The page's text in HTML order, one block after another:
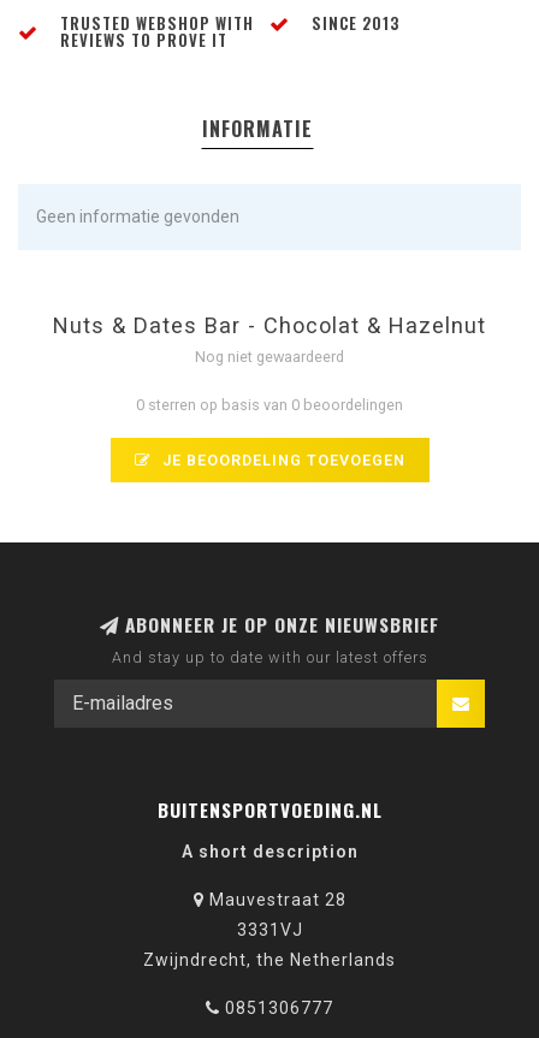
TRUSTED WEBSHOP WITH
REVIEWS TO PROVE IT
SINCE 2013
INFORMATIE
Geen informatie gevonden
Nuts & Dates Bar - Chocolat & Hazelnut
Nog niet gewaardeerd
0 sterren op basis van 0 beoordelingen
JE BEOORDELING TOEVOEGEN
ABONNEER JE OP ONZE NIEUWSBRIEF
And stay up to date with our latest offers
BUITENSPORTVOEDING.NL
A short description
Mauvestraat 28
3331VJ
Zwijndrecht, the Netherlands
0851306777